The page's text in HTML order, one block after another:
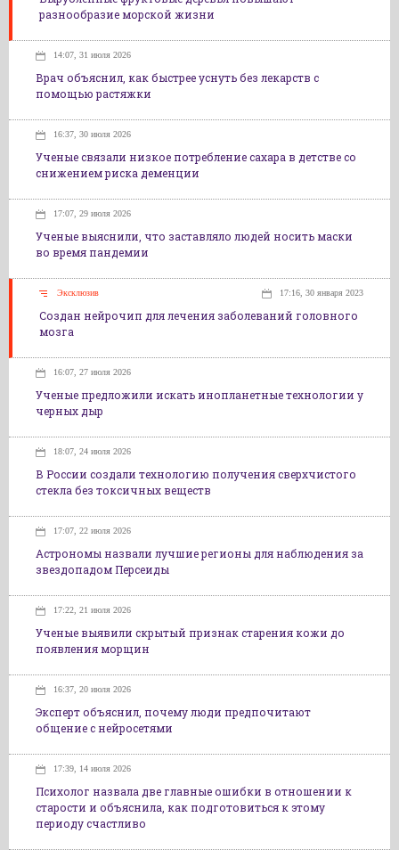
разнообразие морской жизни
14:07, 31 июля 2026
Врач объяснил, как быстрее уснуть без лекарств с
помощью растяжки
16:37, 30 июля 2026
Ученые связали низкое потребление сахара в детстве со
снижением риска деменции
17:07, 29 июля 2026
Ученые выяснили, что заставляло людей носить маски
во время пандемии
Эксклюзив 17:16, 30 января 2023
Создан нейрочип для лечения заболеваний головного
мозга
16:07, 27 июля 2026
Ученые предложили искать инопланетные технологии у
черных дыр
18:07, 24 июля 2026
В России создали технологию получения сверхчистого
стекла без токсичных веществ
17:07, 22 июля 2026
Астрономы назвали лучшие регионы для наблюдения за
звездопадом Персеиды
17:22, 21 июля 2026
Ученые выявили скрытый признак старения кожи до
появления морщин
16:37, 20 июля 2026
Эксперт объяснил, почему люди предпочитают
общение с нейросетями
17:39, 14 июля 2026
Психолог назвала две главные ошибки в отношении к
старости и объяснила, как подготовиться к этому
периоду счастливо